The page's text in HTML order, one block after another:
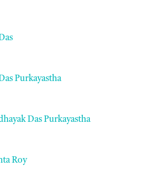
Purkayastha
Das Purkayastha
Roy